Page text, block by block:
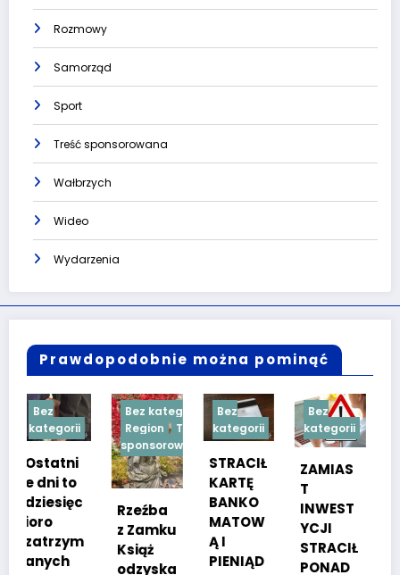
Rozmowy
Samorząd
Sport
Treść sponsorowana
Wałbrzych
Wideo
Wydarzenia
Prawdopodobnie można pominąć
Bez kategorii
Region
Treść
sponsorowana
Rzeźba
z Zamku
Książ
odzyska
Bez
kategorii
STRACIŁ
KARTĘ
BANKO
MATOW
Ą I
PIENIĄD
Bez
kategorii
ZAMIAS
T
INWEST
YCJI
STRACIŁ
PONAD
Bez
kategorii
TESTY
NOŚCIO
WE DLA
KANDYD
ATÓW